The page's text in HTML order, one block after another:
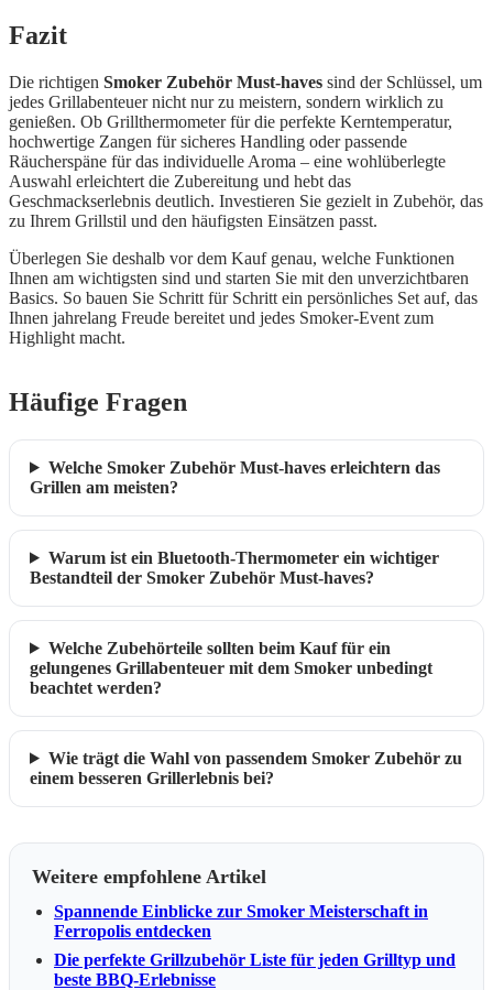
Fazit
Die richtigen Smoker Zubehör Must-haves sind der Schlüssel, um
jedes Grillabenteuer nicht nur zu meistern, sondern wirklich zu
genießen. Ob Grillthermometer für die perfekte Kerntemperatur,
hochwertige Zangen für sicheres Handling oder passende
Räucherspäne für das individuelle Aroma – eine wohlüberlegte
Auswahl erleichtert die Zubereitung und hebt das
Geschmackserlebnis deutlich. Investieren Sie gezielt in Zubehör, das
zu Ihrem Grillstil und den häufigsten Einsätzen passt.
Überlegen Sie deshalb vor dem Kauf genau, welche Funktionen
Ihnen am wichtigsten sind und starten Sie mit den unverzichtbaren
Basics. So bauen Sie Schritt für Schritt ein persönliches Set auf, das
Ihnen jahrelang Freude bereitet und jedes Smoker-Event zum
Highlight macht.
Häufige Fragen
Welche Smoker Zubehör Must-haves erleichtern das
Grillen am meisten?
Warum ist ein Bluetooth-Thermometer ein wichtiger
Bestandteil der Smoker Zubehör Must-haves?
Welche Zubehörteile sollten beim Kauf für ein
gelungenes Grillabenteuer mit dem Smoker unbedingt
beachtet werden?
Wie trägt die Wahl von passendem Smoker Zubehör zu
einem besseren Grillerlebnis bei?
Weitere empfohlene Artikel
Spannende Einblicke zur Smoker Meisterschaft in
Ferropolis entdecken
Die perfekte Grillzubehör Liste für jeden Grilltyp und
beste BBQ-Erlebnisse